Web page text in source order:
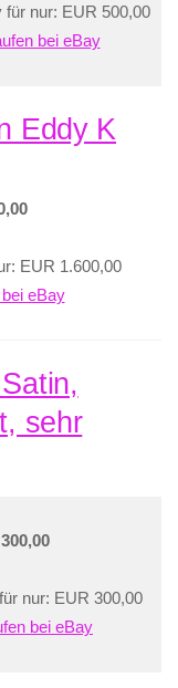
für nur: EUR 500,00
bei eBay
Eddy K
EUR 1.600,00
eBay
sehr
nur: EUR 300,00
bei eBay